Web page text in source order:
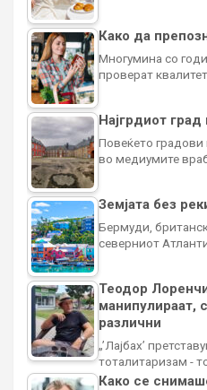
Како да
Многумина со
проверат
Најгрдиот град
Повеќето градови
во медиумите
Земјата без
Бермуди,
северниот
Теодор
манипулираат,
различни
„’Лајбах’
тоталитаризам -
Како се